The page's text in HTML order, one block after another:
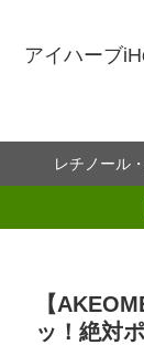
アイハーブ
レチノール
【
ッ！絶対